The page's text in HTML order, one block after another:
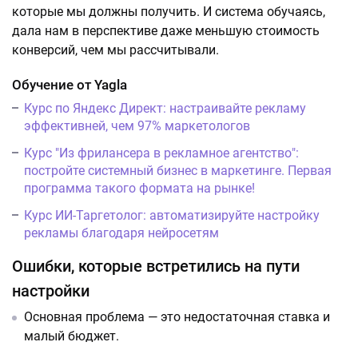
которые мы должны получить. И система обучаясь,
дала нам в перспективе даже меньшую стоимость
конверсий, чем мы рассчитывали.
Обучение от Yagla
Курс по Яндекс Директ: настраивайте рекламу
эффективней, чем 97% маркетологов
Курс "Из фрилансера в рекламное агентство":
постройте системный бизнес в маркетинге. Первая
программа такого формата на рынке!
Курс ИИ-Таргетолог: автоматизируйте настройку
рекламы благодаря нейросетям
Ошибки, которые встретились на пути
настройки
Основная проблема — это недостаточная ставка и
малый бюджет.